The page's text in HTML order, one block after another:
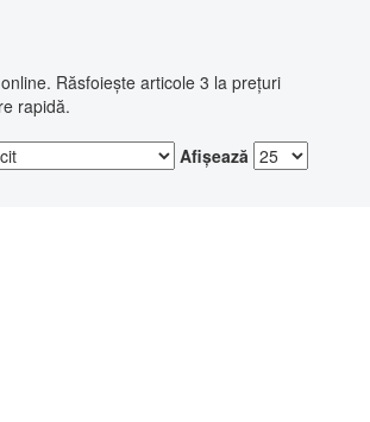
Răsfoiește articole 3 la prețuri
rapidă.
Afișează